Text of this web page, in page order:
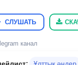
СЛУШАТЬ
канал
Ұлттық әндер